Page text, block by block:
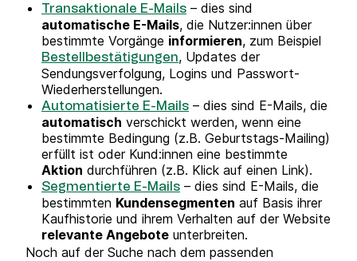
Transaktionale E-Mails – dies sind
automatische E-Mails, die Nutzer:innen über
bestimmte Vorgänge informieren, zum Beispiel
Bestellbestätigungen, Updates der
Sendungsverfolgung, Logins und Passwort-
Wiederherstellungen.
Automatisierte E-Mails – dies sind E-Mails, die
automatisch verschickt werden, wenn eine
bestimmte Bedingung (z.B. Geburtstags-Mailing)
erfüllt ist oder Kund:innen eine bestimmte
Aktion durchführen (z.B. Klick auf einen Link).
Segmentierte E-Mails – dies sind E-Mails, die
bestimmten Kundensegmenten auf Basis ihrer
Kaufhistorie und ihrem Verhalten auf der Website
relevante Angebote unterbreiten.
Noch auf der Suche nach dem passenden